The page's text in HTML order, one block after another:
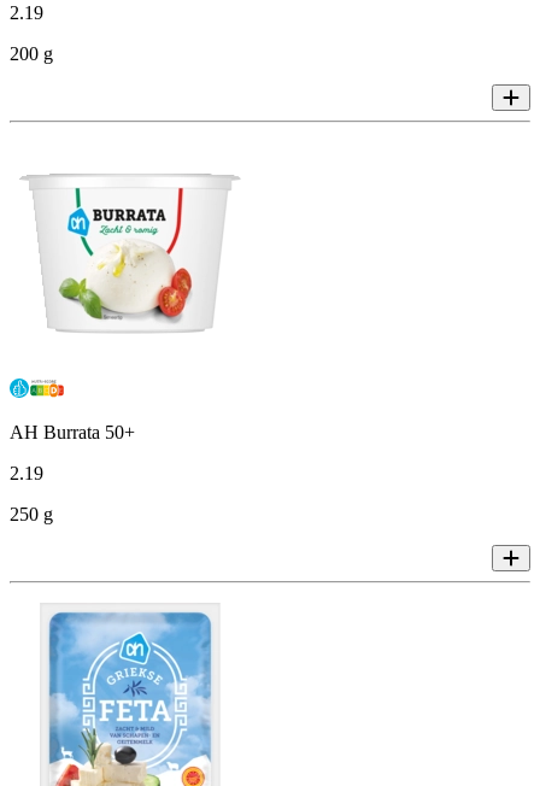
2.19
200 g
AH Burrata 50+
2.19
250 g